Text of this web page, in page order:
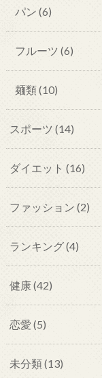
パン (6)
フルーツ (6)
麺類(10)
スポーツ (14)
ダイエット (16)
ファッション (2)
ランキング(4)
健康(42)
恋愛 (5)
未分類(13)